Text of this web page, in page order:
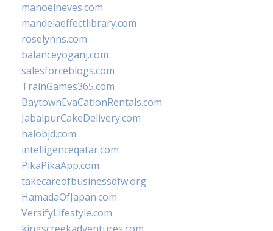
manoelneves.com
mandelaeffectlibrary.com
roselynns.com
balanceyoganj.com
salesforceblogs.com
TrainGames365.com
BaytownEvaCationRentals.com
JabalpurCakeDelivery.com
halobjd.com
intelligenceqatar.com
PikaPikaApp.com
takecareofbusinessdfw.org
HamadaOfJapan.com
VersifyLifestyle.com